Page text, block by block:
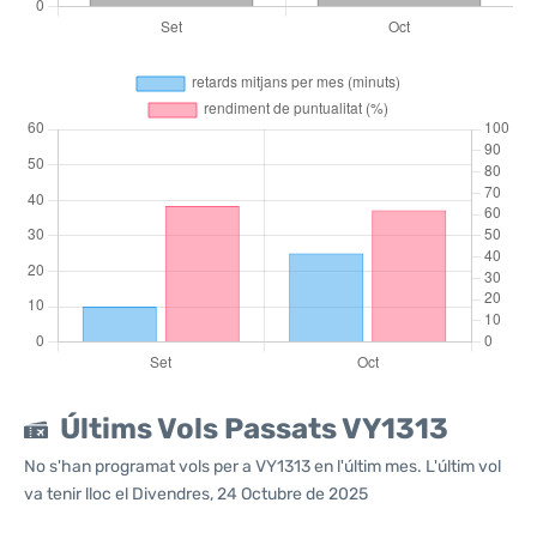
Últims Vols Passats VY1313
No s'han programat vols per a VY1313 en l'últim mes. L'últim vol
va tenir lloc el Divendres, 24 Octubre de 2025